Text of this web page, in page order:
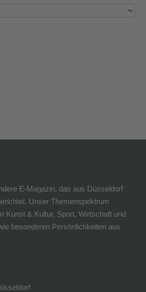
E-Magazin, das aus Düsseldorf
Unser Themenspektrum
Kunst & Kultur, Sport, Wirtschaft und
besonderen Persönlichkeiten aus